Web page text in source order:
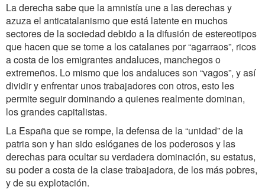
La derecha sabe que la amnistía une a las derechas y
azuza el anticatalanismo que está latente en muchos
sectores de la sociedad debido a la difusión de estereotipos
que hacen que se tome a los catalanes por “agarraos”, ricos
a costa de los emigrantes andaluces, manchegos o
extremeños. Lo mismo que los andaluces son “vagos”, y así
dividir y enfrentar unos trabajadores con otros, esto les
permite seguir dominando a quienes realmente dominan,
los grandes capitalistas.
La España que se rompe, la defensa de la “unidad” de la
patria son y han sido eslóganes de los poderosos y las
derechas para ocultar su verdadera dominación, su estatus,
su poder a costa de la clase trabajadora, de los más pobres,
y de su explotación.